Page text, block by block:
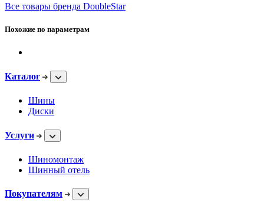
Все товары бренда DoubleStar
Похожие по параметрам
Каталог
Шины
Диски
Услуги
Шиномонтаж
Шинный отель
Покупателям